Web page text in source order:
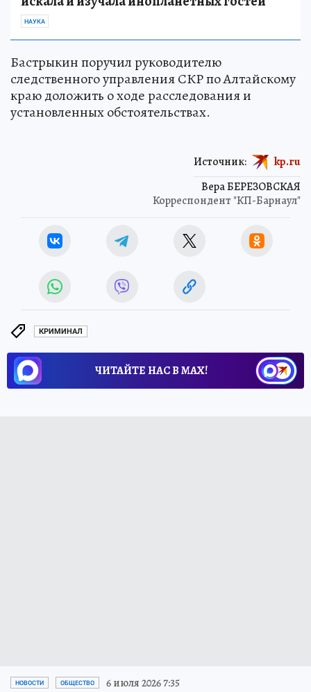
НАУКА
Бастрыкин поручил руководителю
следственного управления СКР по Алтайскому
краю доложить о ходе расследования и
установленных обстоятельствах.
Вера БЕРЕЗОВСКАЯ
Корреспондент "КП-Барнаул"
Источник: kp.ru
КРИМИНАЛ
ЧИТАЙТЕ НАС В МАХ!
НОВОСТИ ОБЩЕСТВО 6 июля 2026 7:35